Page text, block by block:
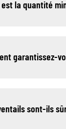
est la quantité
garantissez-
sont-ils